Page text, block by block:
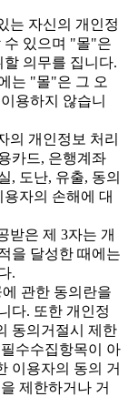
는 자신의 개인정
수 있으며 "몰"은
의무를 집니다.
는 "몰"은 그 오
용하지 않습니
의 개인정보 처리
카드, 은행계좌
, 도난, 유출, 동의
자의 손해에 대
받은 제 3자는 개
을 달성한 때에는
.
관한 동의란을
다. 또한 개인정
동의거절시 제한
수수집항목이 아
이용자의 동의 거
제한하거나 거